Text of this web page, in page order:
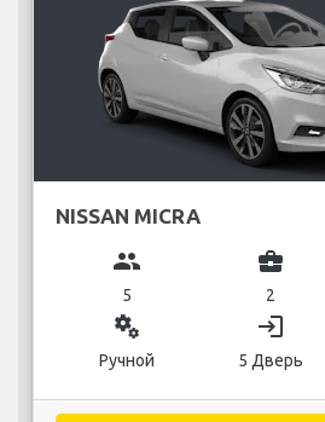
NISSAN MICRA
group
5
business_center
2
miscellaneous_services
Ручной
login
5 Дверь